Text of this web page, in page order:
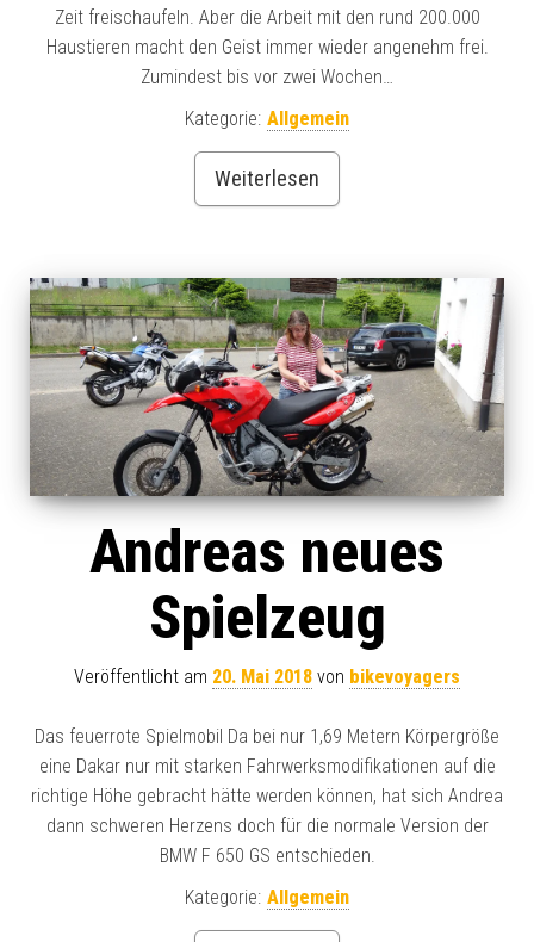
Zeit freischaufeln. Aber die Arbeit mit den rund 200.000
Haustieren macht den Geist immer wieder angenehm frei.
Zumindest bis vor zwei Wochen…
Kategorie: Allgemein
Weiterlesen
Andreas neues
Spielzeug
Veröffentlicht am 20. Mai 2018 von bikevoyagers
Das feuerrote Spielmobil Da bei nur 1,69 Metern Körpergröße
eine Dakar nur mit starken Fahrwerksmodifikationen auf die
richtige Höhe gebracht hätte werden können, hat sich Andrea
dann schweren Herzens doch für die normale Version der
BMW F 650 GS entschieden.
Kategorie: Allgemein